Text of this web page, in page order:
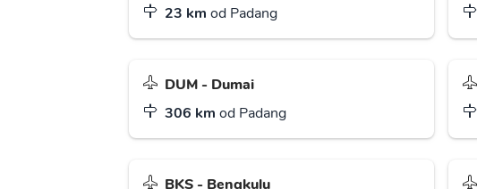
23 km od Padang
DUM - Dumai
306 km od Padang
BKS - Bengkulu